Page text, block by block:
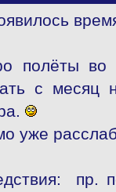
полёты во
с месяц
уже
пр.